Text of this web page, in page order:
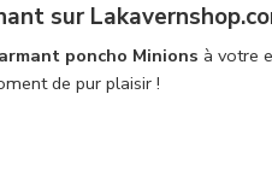
sur
poncho Minions à votre
de pur plaisir !